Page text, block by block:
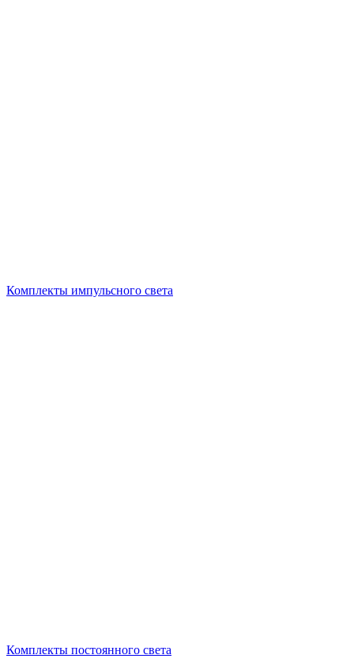
Комплекты импульсного света
Комплекты постоянного света